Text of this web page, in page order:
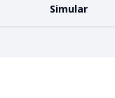
Simular